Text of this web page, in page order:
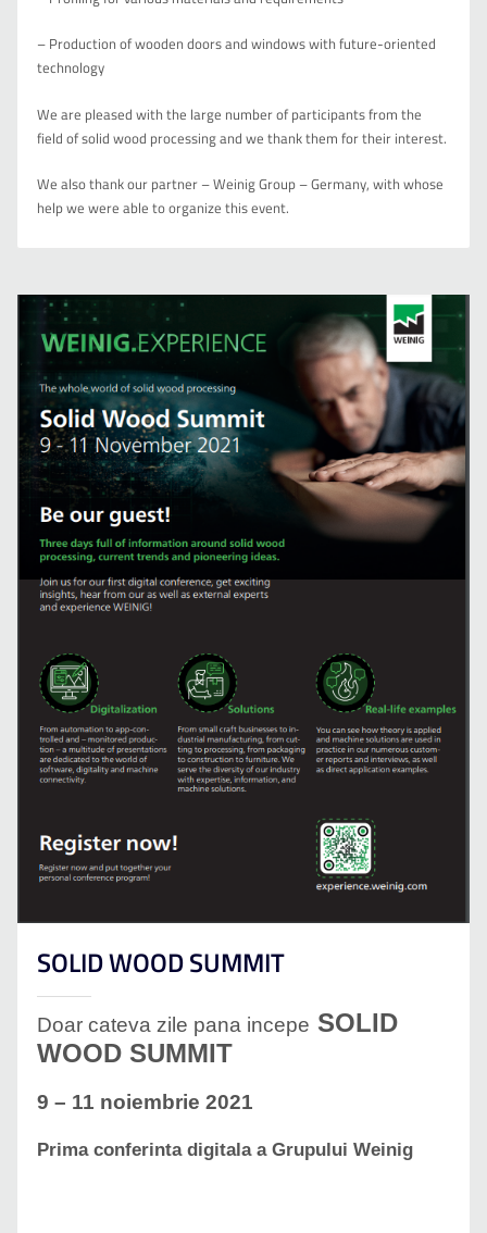
– Production of wooden doors and windows with future-oriented
technology
We are pleased with the large number of participants from the
field of solid wood processing and we thank them for their interest.
We also thank our partner – Weinig Group – Germany, with whose
help we were able to organize this event.
SOLID WOOD SUMMIT
Doar cateva zile pana incepe SOLID
WOOD SUMMIT
9 – 11 noiembrie 2021
Prima conferinta digitala a Grupului Weinig